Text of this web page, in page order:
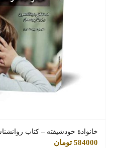
خانوادة خودشیفته – کتاب
584000 تومان